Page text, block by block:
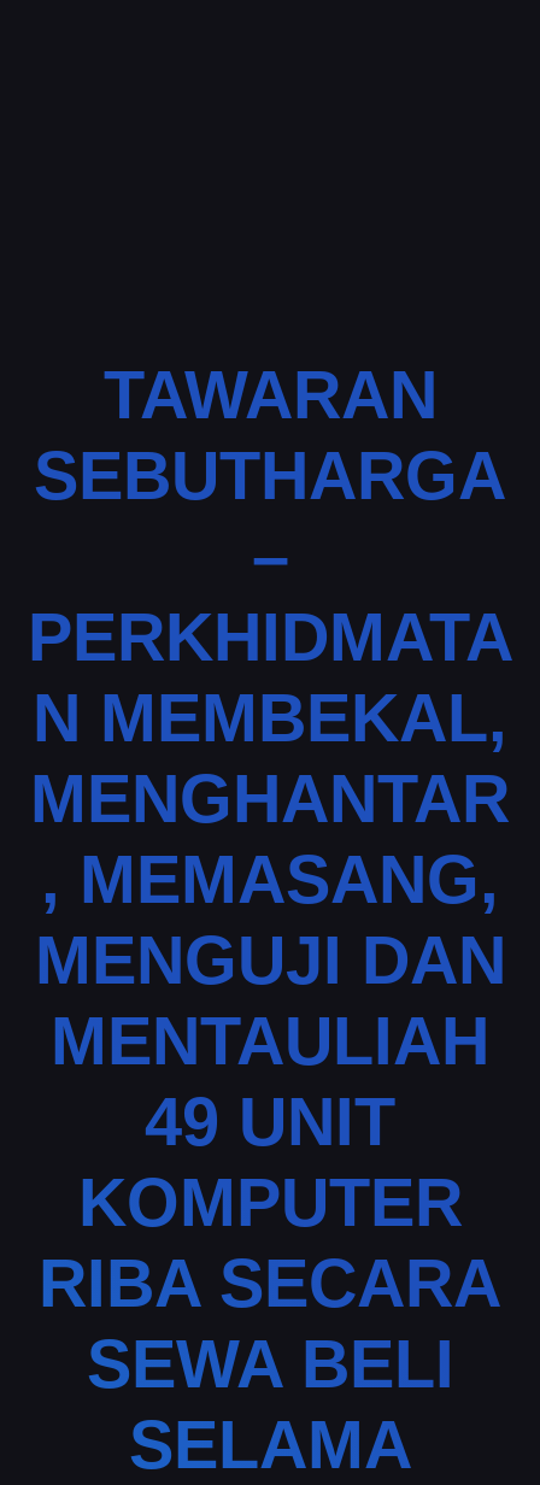
TAWARAN
SEBUTHARGA
–
PERKHIDMATA
N MEMBEKAL,
MENGHANTAR
, MEMASANG,
MENGUJI DAN
MENTAULIAH
49 UNIT
KOMPUTER
RIBA SECARA
SEWA BELI
SELAMA